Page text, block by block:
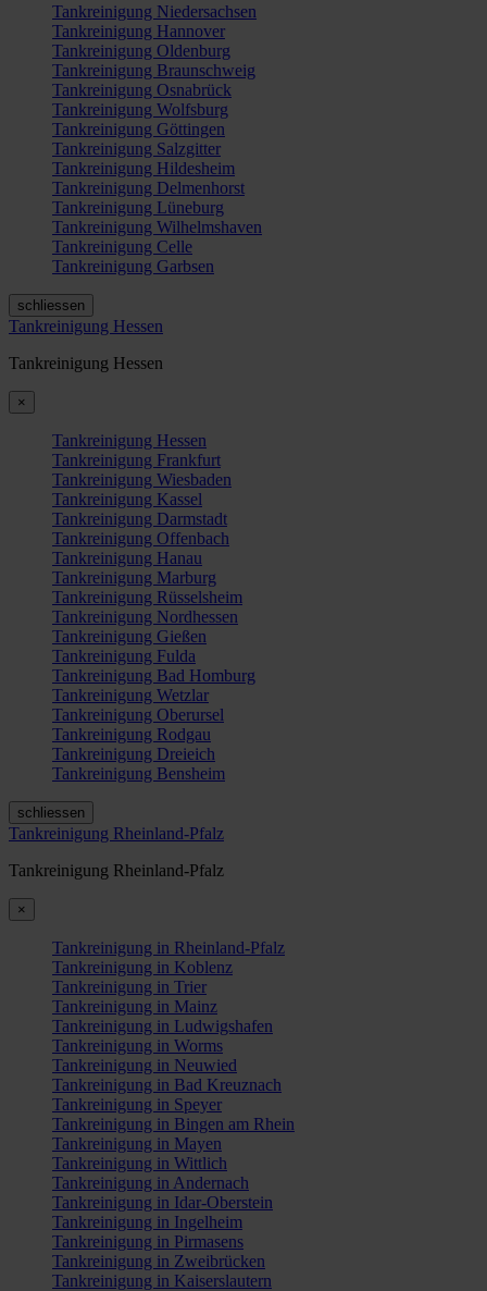
Tankreinigung Niedersachsen
Tankreinigung Hannover
Tankreinigung Oldenburg
Tankreinigung Braunschweig
Tankreinigung Osnabrück
Tankreinigung Wolfsburg
Tankreinigung Göttingen
Tankreinigung Salzgitter
Tankreinigung Hildesheim
Tankreinigung Delmenhorst
Tankreinigung Lüneburg
Tankreinigung Wilhelmshaven
Tankreinigung Celle
Tankreinigung Garbsen
schliessen
Tankreinigung Hessen
Tankreinigung Hessen
×
Tankreinigung Hessen
Tankreinigung Frankfurt
Tankreinigung Wiesbaden
Tankreinigung Kassel
Tankreinigung Darmstadt
Tankreinigung Offenbach
Tankreinigung Hanau
Tankreinigung Marburg
Tankreinigung Rüsselsheim
Tankreinigung Nordhessen
Tankreinigung Gießen
Tankreinigung Fulda
Tankreinigung Bad Homburg
Tankreinigung Wetzlar
Tankreinigung Oberursel
Tankreinigung Rodgau
Tankreinigung Dreieich
Tankreinigung Bensheim
schliessen
Tankreinigung Rheinland-Pfalz
Tankreinigung Rheinland-Pfalz
×
Tankreinigung in Rheinland-Pfalz
Tankreinigung in Koblenz
Tankreinigung in Trier
Tankreinigung in Mainz
Tankreinigung in Ludwigshafen
Tankreinigung in Worms
Tankreinigung in Neuwied
Tankreinigung in Bad Kreuznach
Tankreinigung in Speyer
Tankreinigung in Bingen am Rhein
Tankreinigung in Mayen
Tankreinigung in Wittlich
Tankreinigung in Andernach
Tankreinigung in Idar-Oberstein
Tankreinigung in Ingelheim
Tankreinigung in Pirmasens
Tankreinigung in Zweibrücken
Tankreinigung in Kaiserslautern